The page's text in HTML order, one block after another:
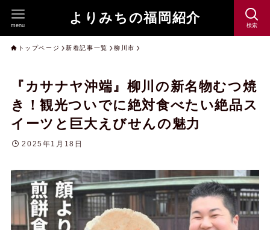
よりみちの福岡紹介 検索
menu
トップページ 新着記事一覧 柳川市
『カサナヤ沖端』柳川の新名物むつ焼
き！観光ついでに絶対食べたい絶品ス
イーツと巨大えびせんの魅力
2025年1月18日